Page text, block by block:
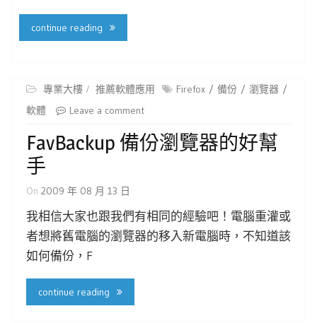
continue reading
專業大樓 推薦軟體應用 Firefox 備份
瀏覽器
軟體
Leave a comment
FavBackup 備份瀏覽器的好幫
手
On 2009 年 08 月 13 日
我相信大家也跟我們有相同的經驗吧！電腦重灌或
者想將舊電腦的瀏覽器的移入新電腦時，不知道該
如何備份，F
continue reading